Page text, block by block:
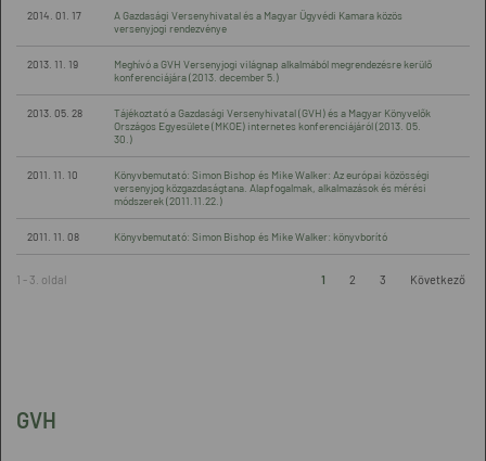
GVH
2014. 01. 17
A Gazdasági Versenyhivatal és a Magyar Ügyvédi Kamara közös
versenyjogi rendezvénye
2013. 11. 19
Meghívó a GVH Versenyjogi világnap alkalmából megrendezésre kerülő
konferenciájára (2013. december 5.)
2013. 05. 28
Tájékoztató a Gazdasági Versenyhivatal (GVH) és a Magyar Könyvelők
Országos Egyesülete (MKOE) internetes konferenciájáról (2013. 05.
30.)
2011. 11. 10
Könyvbemutató: Simon Bishop és Mike Walker: Az európai közösségi
versenyjog közgazdaságtana. Alapfogalmak, alkalmazások és mérési
módszerek (2011.11.22.)
2011. 11. 08 Könyvbemutató: Simon Bishop és Mike Walker: könyvborító
1 - 3. oldal 1 2 3 Következő